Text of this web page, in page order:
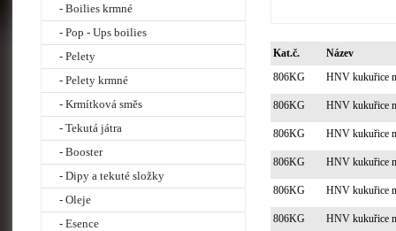
- Boilies krmné
- Pop - Ups boilies
- Pelety
- Pelety krmné
- Krmítková směs
- Tekutá játra
- Booster
- Dipy a tekuté složky
- Oleje
- Esence
Kat.č.
Název
806KG
HNV kukuřice
806KG HNV kukuřice
806KG HNV kukuřice
806KG HNV kukuřice
806KG HNV kukuřice
806KG HNV kukuřice